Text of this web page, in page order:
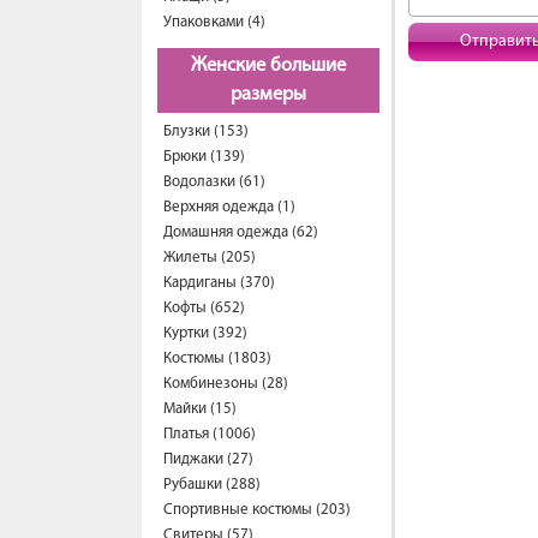
Упаковками (4)
Женские большие
размеры
Блузки (153)
Брюки (139)
Водолазки (61)
Верхняя одежда (1)
Домашняя одежда (62)
Жилеты (205)
Кардиганы (370)
Кофты (652)
Куртки (392)
Костюмы (1803)
Комбинезоны (28)
Майки (15)
Платья (1006)
Пиджаки (27)
Рубашки (288)
Спортивные костюмы (203)